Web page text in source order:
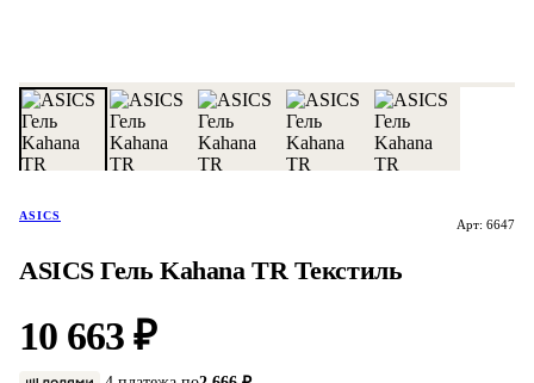
ASICS
Арт: 6647
ASICS Гель Kahana TR Текстиль
10 663 ₽